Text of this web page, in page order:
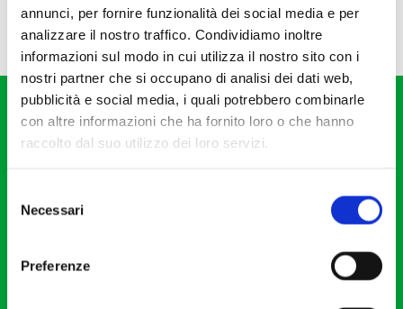
annunci, per fornire funzionalità dei social media e per
analizzare il nostro traffico. Condividiamo inoltre
informazioni sul modo in cui utilizza il nostro sito con i
nostri partner che si occupano di analisi dei dati web,
pubblicità e social media, i quali potrebbero combinarle
con altre informazioni che ha fornito loro o che hanno
raccolto dal suo utilizzo dei loro servizi.
delNecessari
Preferenze
Fondazione I Pomeriggi Musicali
Partita Iva 04410060158